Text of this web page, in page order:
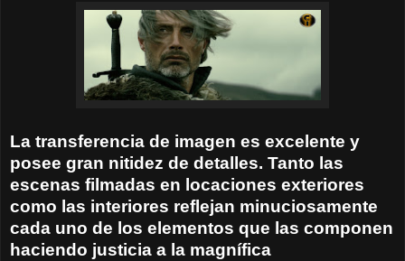
La transferencia de imagen es excelente y
posee gran nitidez de detalles. Tanto las
escenas filmadas en locaciones exteriores
como las interiores reflejan minuciosamente
cada uno de los elementos que las componen
haciendo justicia a la magnífica